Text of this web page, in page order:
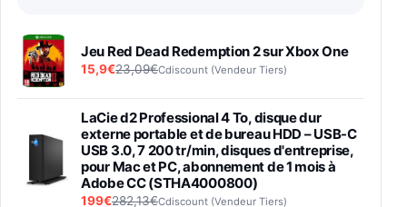
Jeu Red Dead Redemption 2 sur Xbox One
15,9€23,09€Cdiscount (Vendeur Tiers)
LaCie d2 Professional 4 To, disque dur
externe portable et de bureau HDD – USB-C
USB 3.0, 7 200 tr/min, disques d'entreprise,
pour Mac et PC, abonnement de 1 mois à
Adobe CC (STHA4000800)
199€282,13€Cdiscount (Vendeur Tiers)